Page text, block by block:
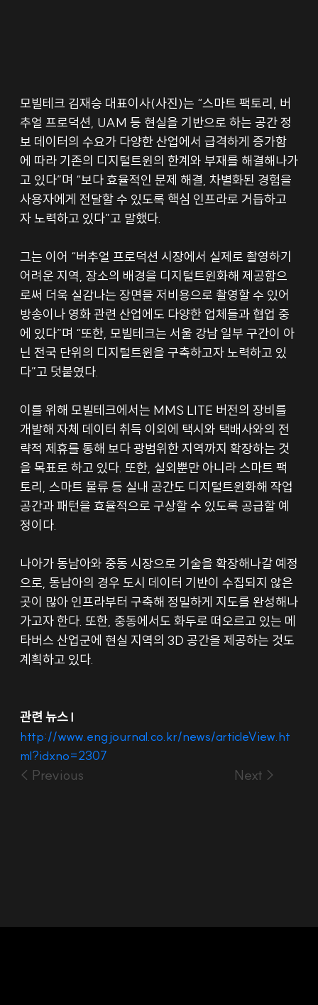
모빌테크 김재승 대표이사(사진)는 “스마트 팩토리, 버
추얼 프로덕션, UAM 등 현실을 기반으로 하는 공간 정
보 데이터의 수요가 다양한 산업에서 급격하게 증가함
에 따라 기존의 디지털트윈의 한계와 부재를 해결해나가
고 있다”며 “보다 효율적인 문제 해결, 차별화된 경험을
사용자에게 전달할 수 있도록 핵심 인프라로 거듭하고
자 노력하고 있다”고 말했다.
그는 이어 “버추얼 프로덕션 시장에서 실제로 촬영하기
어려운 지역, 장소의 배경을 디지털트윈화해 제공함으
로써 더욱 실감나는 장면을 저비용으로 촬영할 수 있어
방송이나 영화 관련 산업에도 다양한 업체들과 협업 중
에 있다”며 “또한, 모빌테크는 서울 강남 일부 구간이 아
닌 전국 단위의 디지털트윈을 구축하고자 노력하고 있
다”고 덧붙였다.
이를 위해 모빌테크에서는 MMS LITE 버전의 장비를
개발해 자체 데이터 취득 이외에 택시와 택배사와의 전
략적 제휴를 통해 보다 광범위한 지역까지 확장하는 것
을 목표로 하고 있다. 또한, 실외뿐만 아니라 스마트 팩
토리, 스마트 물류 등 실내 공간도 디지털트윈화해 작업
공간과 패턴을 효율적으로 구상할 수 있도록 공급할 예
정이다.
나아가 동남아와 중동 시장으로 기술을 확장해나갈 예정
으로, 동남아의 경우 도시 데이터 기반이 수집되지 않은
곳이 많아 인프라부터 구축해 정밀하게 지도를 완성해나
가고자 한다. 또한, 중동에서도 화두로 떠오르고 있는 메
타버스 산업군에 현실 지역의 3D 공간을 제공하는 것도
계획하고 있다.
관련 뉴스 l
http://www.engjournal.co.kr/news/articleView.ht
ml?idxno=2307
< Previous Next >